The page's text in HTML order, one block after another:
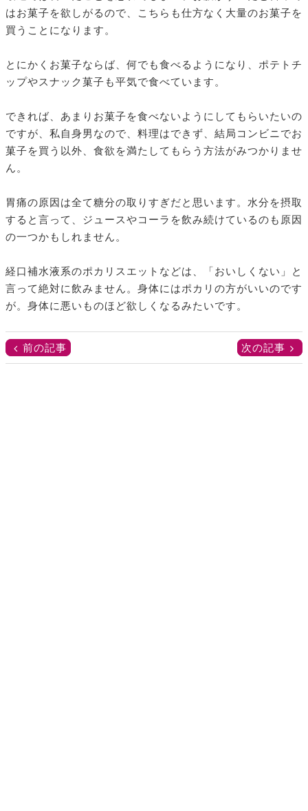
はお菓子を欲しがるので、こちらも仕方なく大量のお菓子を
買うことになります。
とにかくお菓子ならば、何でも食べるようになり、ポテトチ
ップやスナック菓子も平気で食べています。
できれば、あまりお菓子を食べないようにしてもらいたいの
ですが、私自身男なので、料理はできず、結局コンビニでお
菓子を買う以外、食欲を満たしてもらう方法がみつかりませ
ん。
胃痛の原因は全て糖分の取りすぎだと思います。水分を摂取
すると言って、ジュースやコーラを飲み続けているのも原因
の一つかもしれません。
経口補水液系のポカリスエットなどは、「おいしくない」と
言って絶対に飲みません。身体にはポカリの方がいいのです
が。身体に悪いものほど欲しくなるみたいです。
次の記事
前の記事